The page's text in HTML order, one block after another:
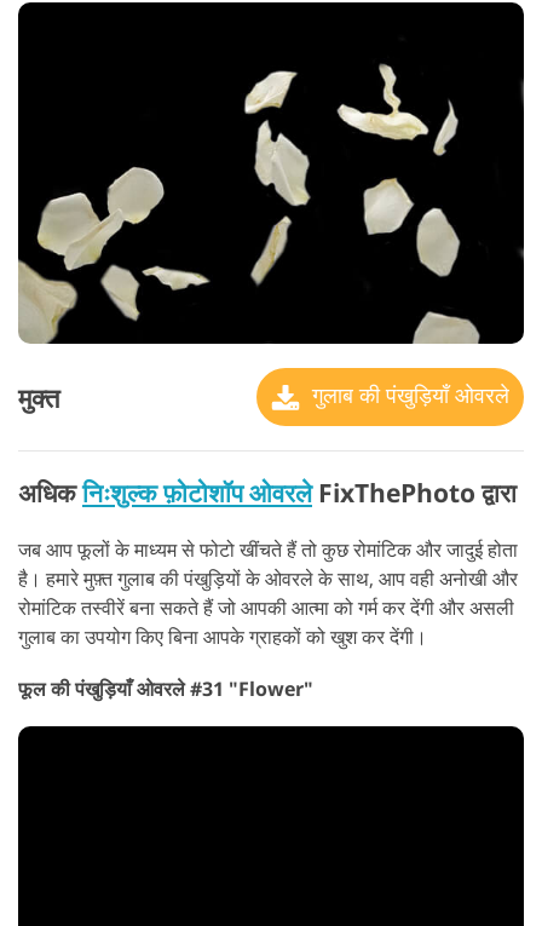
मुक्त गुलाब की पंखुड़ियाँ ओवरले
अधिकनिःशुल्क फ़ोटोशॉप ओवरलेFixThePhoto द्वारा
जब आप फूलों के माध्यम से फोटो खींचते हैं तो कुछ रोमांटिक और जादुई होता
है। हमारे मुफ़्त गुलाब की पंखुड़ियों के ओवरले के साथ, आप वही अनोखी और
रोमांटिक तस्वीरें बना सकते हैं जो आपकी आत्मा को गर्म कर देंगी और असली
गुलाब का उपयोग किए बिना आपके ग्राहकों को खुश कर देंगी।
फूल की पंखुड़ियाँ ओवरले #31 "Flower"